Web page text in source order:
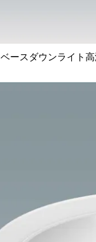
ベースダウンライト